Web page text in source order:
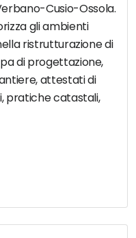
Cusio-Ossola.
gli ambienti
ristrutturazione di
di progettazione,
attestati di
pratiche catastali,